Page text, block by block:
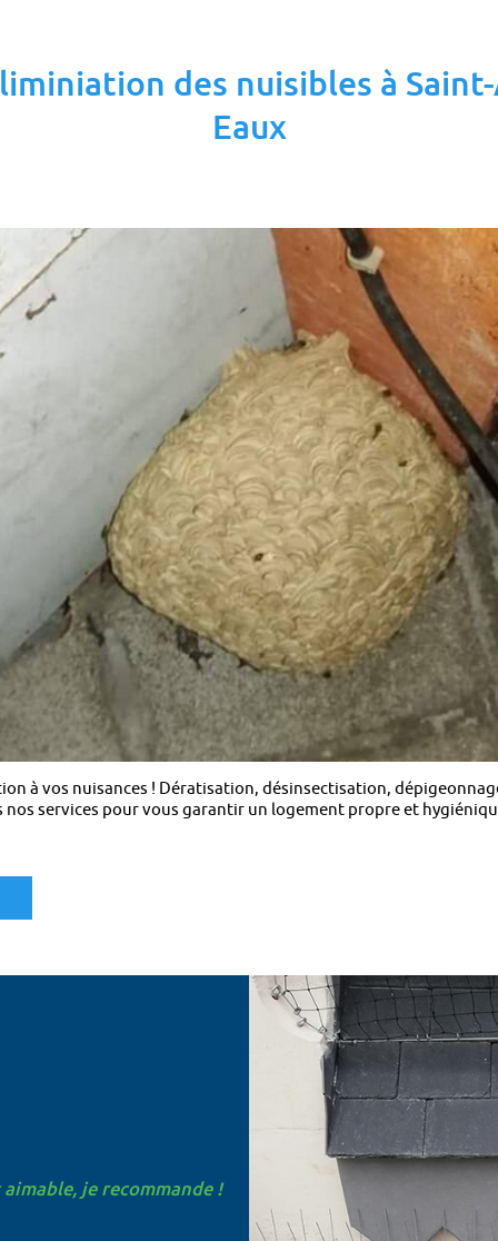
des nuisibles à
Eaux
à vos nuisances ! Dératisation, désinsectisation,
nos services pour vous garantir un logement propre et
je recommande !
"